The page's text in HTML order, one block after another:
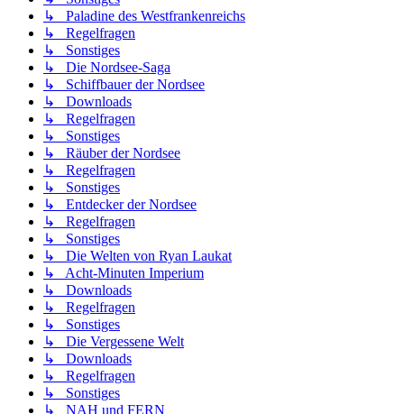
↳ Paladine des Westfrankenreichs
↳ Regelfragen
↳ Sonstiges
↳ Die Nordsee-Saga
↳ Schiffbauer der Nordsee
↳ Downloads
↳ Regelfragen
↳ Sonstiges
↳ Räuber der Nordsee
↳ Regelfragen
↳ Sonstiges
↳ Entdecker der Nordsee
↳ Regelfragen
↳ Sonstiges
↳ Die Welten von Ryan Laukat
↳ Acht-Minuten Imperium
↳ Downloads
↳ Regelfragen
↳ Sonstiges
↳ Die Vergessene Welt
↳ Downloads
↳ Regelfragen
↳ Sonstiges
↳ NAH und FERN